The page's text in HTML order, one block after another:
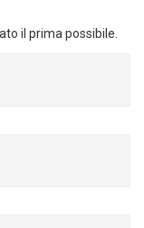
il prima possibile.